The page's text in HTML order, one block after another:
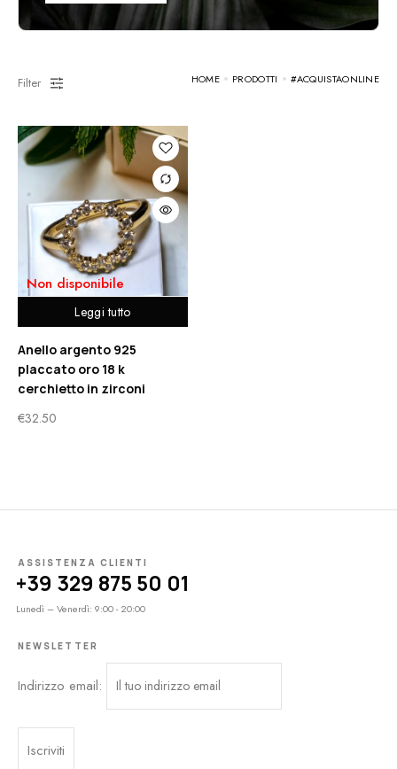
Filter HOME PRODOTTI #ACQUISTAONLINE
Leggi tutto
Non disponibile
Anello argento 925
placcato oro 18 k
cerchietto in zirconi
€32.50
ASSISTENZA CLIENTI
+39 329 875 50 01
Lunedì – Venerdì: 9:00 - 20:00
NEWSLETTER
Indirizzo email: